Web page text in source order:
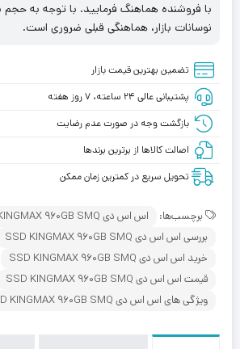
با فروشنده هماهنگ فرمایید. با توجه به حجم
نوسانات بازار، هماهنگی قبلی ضروری است.
تضمین بهترین قیمت بازار
پشتیبانی عالی ۲۴ ساعته، ۷ روز هفته
بازگشت وجه در صورت عدم رضایت
اصالت کالاها از برترین برندها
تحویل سریع در کمترین زمان ممکن
برچسب‌ها:
اس اس دی SSD KINGMAX 960GB SMQ
بررسی اس اس دی SSD KINGMAX 960GB SMQ
خرید اس اس دی SSD KINGMAX 960GB SMQ
قیمت اس اس دی SSD KINGMAX 960GB SMQ
ویژگی های اس اس دی SSD KINGMAX 960GB SMQ